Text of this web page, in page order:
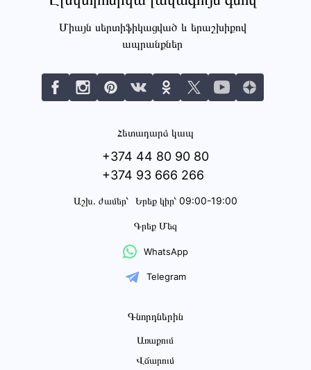
Միայն սերտիֆիկացված և երաշխիքով
ապրանքներ
Հետադարձ կապ
+374 44 80 90 80
+374 93 666 266
Աշխ․ ժամեր՝ Երեք կիր՝ 09:00-19:00
Գրեք Մեզ
WhatsApp
Telegram
Գնորդներին
Առաքում
Վճարում